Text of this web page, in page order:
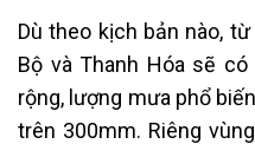
Dù theo kịch bản nào,
Bộ và Thanh Hóa sẽ
rộng, lượng mưa phổ
trên 300mm. Riêng